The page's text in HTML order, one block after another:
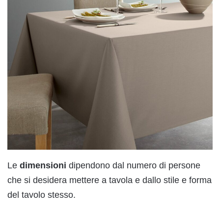
Le dimensioni dipendono dal numero di persone
che si desidera mettere a tavola e dallo stile e forma
del tavolo stesso.